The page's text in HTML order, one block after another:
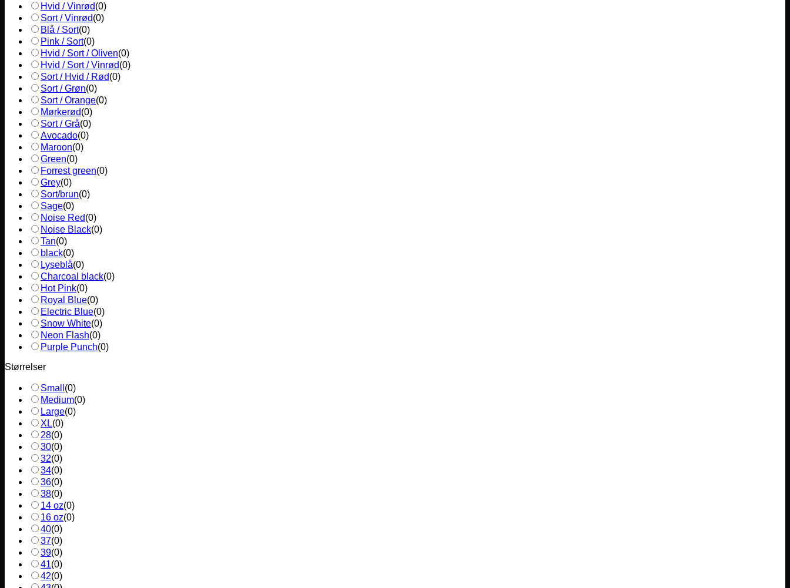
Hvid / Vinrød(0)
Sort / Vinrød(0)
Blå / Sort(0)
Pink / Sort(0)
Hvid / Sort / Oliven(0)
Hvid / Sort / Vinrød(0)
Sort / Hvid / Rød(0)
Sort / Grøn(0)
Sort / Orange(0)
Mørkerød(0)
Sort / Grå(0)
Avocado(0)
Maroon(0)
Green(0)
Forrest green(0)
Grey(0)
Sort/brun(0)
Sage(0)
Noise Red(0)
Noise Black(0)
Tan(0)
black(0)
Lyseblå(0)
Charcoal black(0)
Hot Pink(0)
Royal Blue(0)
Electric Blue(0)
Snow White(0)
Neon Flash(0)
Purple Punch(0)
Størrelser
Small (0)
Medium(0)
Large(0)
XL(0)
28(0)
30(0)
32(0)
34(0)
36(0)
38(0)
14 oz(0)
16 oz(0)
40(0)
37(0)
39(0)
41(0)
42(0)